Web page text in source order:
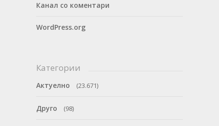
Канал со коментари
WordPress.org
Категории
Актуелно (23.671)
Друго (98)